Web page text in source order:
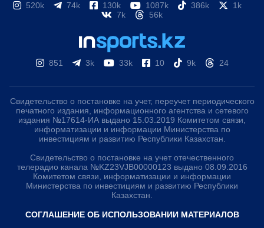
520k 74k 130k 1087k 386k
1k
7k
56k
851 3k 33k 10 9k 24
Свидетельство о постановке на учет, переучет периодического
печатного издания, информационного агентства и сетевого
издания №17614-ИА выдано 15.03.2019 Комитетом связи,
информатизации и информации Министерства по
инвестициям и развитию Республики Казахстан.
Свидетельство о постановке на учет отечественного
телерадио канала №KZ23VJB00000123 выдано 08.09.2016
Комитетом связи, информатизации и информации
Министерства по инвестициям и развитию Республики
Казахстан.
СОГЛАШЕНИЕ ОБ ИСПОЛЬЗОВАНИИ МАТЕРИАЛОВ